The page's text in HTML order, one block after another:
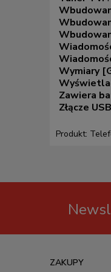
Wymiary
Zawiera
Złącze
Produkt:
ZAKUPY